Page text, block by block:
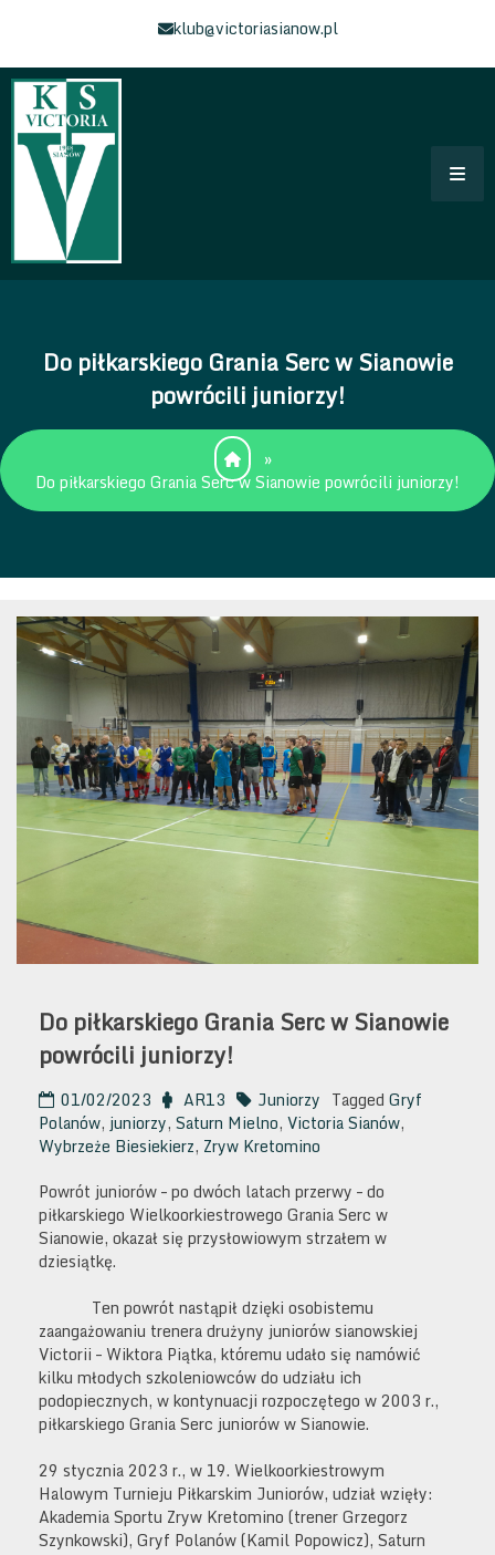
klub@victoriasianow.pl
Do piłkarskiego Grania Serc w Sianowie
powrócili juniorzy!
»
Do piłkarskiego Grania Serc w Sianowie powrócili juniorzy!
Do piłkarskiego Grania Serc w Sianowie
powrócili juniorzy!
01/02/2023 AR13 Juniorzy Tagged Gryf
Polanów, juniorzy, Saturn Mielno, Victoria Sianów,
Wybrzeże Biesiekierz, Zryw Kretomino
Powrót juniorów – po dwóch latach przerwy – do
piłkarskiego Wielkoorkiestrowego Grania Serc w
Sianowie, okazał się przysłowiowym strzałem w
dziesiątkę.
Ten powrót nastąpił dzięki osobistemu
zaangażowaniu trenera drużyny juniorów sianowskiej
Victorii – Wiktora Piątka, któremu udało się namówić
kilku młodych szkoleniowców do udziału ich
podopiecznych, w kontynuacji rozpoczętego w 2003 r.,
piłkarskiego Grania Serc juniorów w Sianowie.
29 stycznia 2023 r., w 19. Wielkoorkiestrowym
Halowym Turnieju Piłkarskim Juniorów, udział wzięły:
Akademia Sportu Zryw Kretomino (trener Grzegorz
Szynkowski), Gryf Polanów (Kamil Popowicz), Saturn